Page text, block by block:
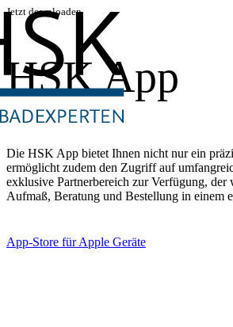
Jetzt downloaden
HSK App
Die HSK App bietet Ihnen nicht nur ein
ermöglicht zudem den Zugriff auf
exklusive Partnerbereich zur Verfügung,
Aufmaß, Beratung und Bestellung in einem
App-Store für Apple Geräte